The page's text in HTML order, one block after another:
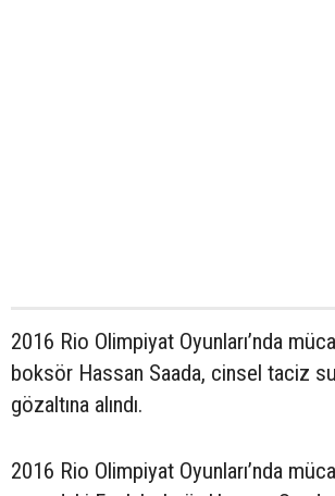
2016 Rio Olimpiyat Oyunları’nda
boksör Hassan Saada, cinsel taciz
gözaltına alındı.
2016 Rio Olimpiyat Oyunları’nda